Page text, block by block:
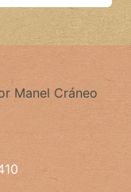
Manel Cráneo